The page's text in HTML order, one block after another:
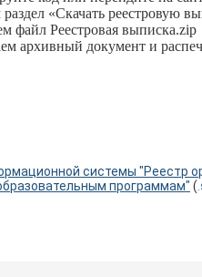
«Скачать реестровую
файл Реестровая выписка.zip
архивный документ и
системы
программам" (